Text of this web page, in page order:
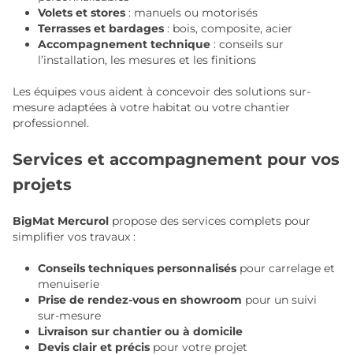
Volets et stores : manuels ou motorisés
Terrasses et bardages : bois, composite, acier
Accompagnement technique : conseils sur
l’installation, les mesures et les finitions
Les équipes vous aident à concevoir des solutions sur-
mesure adaptées à votre habitat ou votre chantier
professionnel.
Services et accompagnement pour vos
projets
BigMat Mercurol propose des services complets pour
simplifier vos travaux :
Conseils techniques personnalisés pour carrelage et
menuiserie
Prise de rendez-vous en showroom pour un suivi
sur-mesure
Livraison sur chantier ou à domicile
Devis clair et précis pour votre projet